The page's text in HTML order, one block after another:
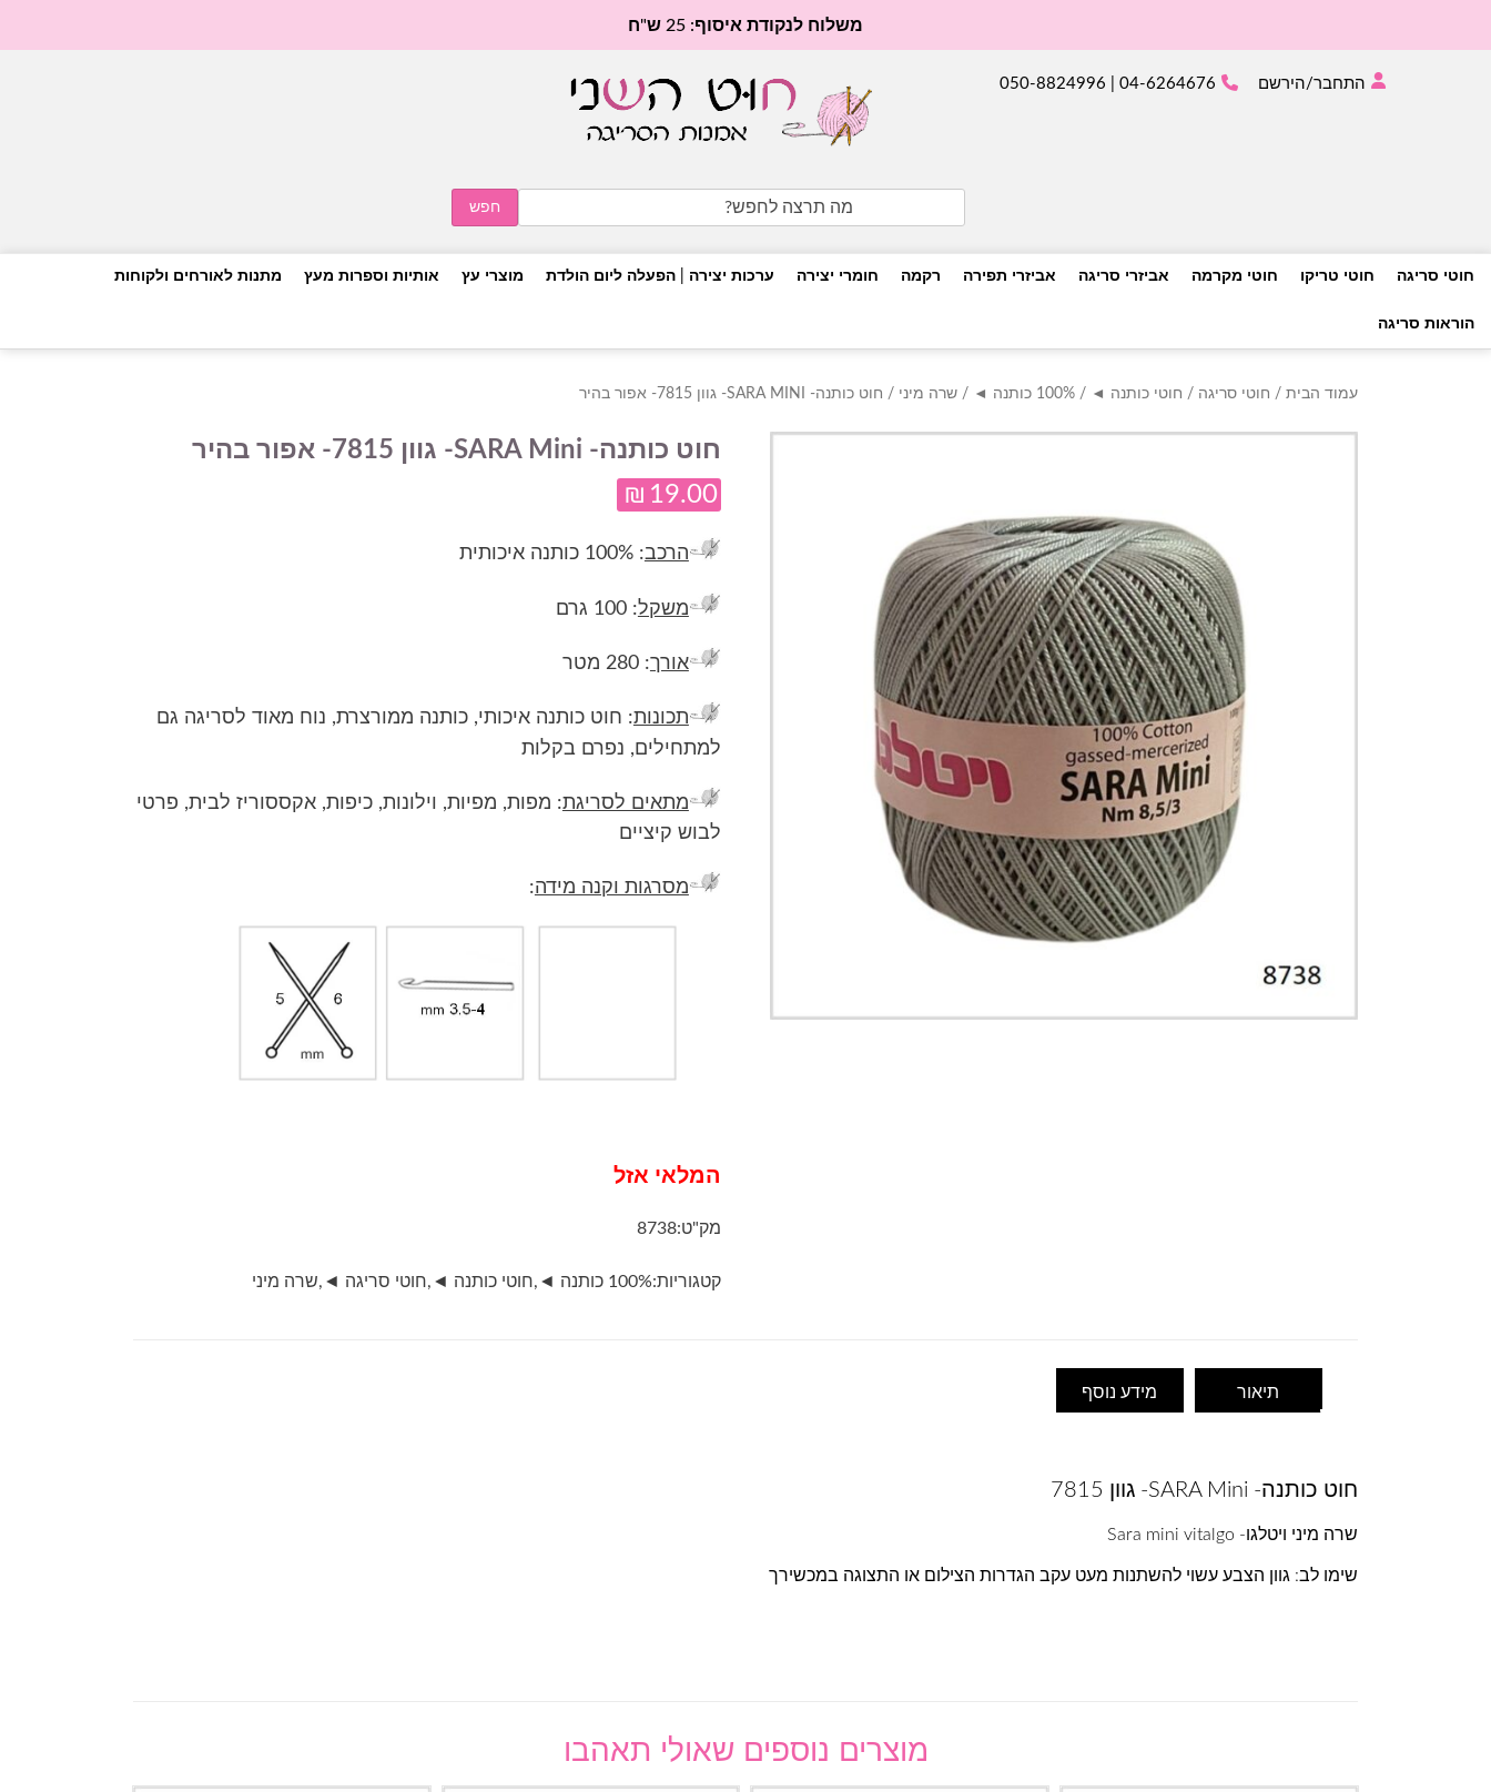
משלוח לנקודת איסוף: 25 ש"ח
for:
התחבר/הירשם 04-6264676 | 050-8824996
חוטי סריגה חוטי טריקו חוטי מקרמה אביזרי סריגה אביזרי תפירה רקמה חומרי יצירה ערכות יצירה | הפעלה ליום הולדת מוצרי עץ אותיות וספרות מעץ מתנות לאורחים ולקוחות
הוראות סריגה
עמוד הבית / חוטי סריגה / חוטי כותנה ◄ / 100% כותנה ◄ / שרה מיני / חוט כותנה- SARA MINI- גוון 7815- אפור בהיר
חוט כותנה- SARA Mini- גוון 7815- אפור בהיר
₪ 19.00
הרכב: 100% כותנה איכותית
משקל: 100 גרם
אורך: 280 מטר
תכונות: חוט כותנה איכותי, כותנה ממורצרת, נוח מאוד לסריגה גם
למתחילים, נפרם בקלות
מתאים לסריגת: מפות, מפיות, וילונות, כיפות, אקססוריז לבית, פרטי
לבוש קיציים
מסרגות וקנה מידה:
המלאי אזל
מק"ט:8738
קטגוריות:100% כותנה ◄ ,חוטי כותנה ◄ ,חוטי סריגה ◄ ,שרה מיני
תיאור מידע נוסף
חוט כותנה- SARA Mini- גוון 7815
שרה מיני ויטלגו- Sara mini vitalgo
שימו לב: גוון הצבע עשוי להשתנות מעט עקב הגדרות הצילום או התצוגה במכשירך
מוצרים נוספים שאולי תאהבו